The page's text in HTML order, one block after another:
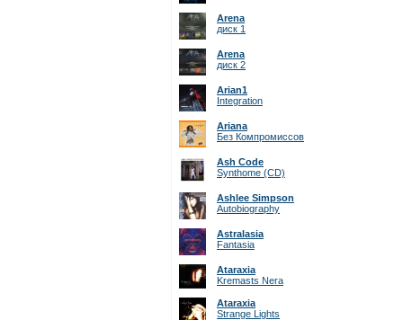
Arena
диск 1
Arena
диск 2
Arian1
Integration
Ariana
Без Компромиссов
Ash Code
Synthome (CD)
Ashlee Simpson
Autobiography
Astralasia
Fantasia
Ataraxia
Kremasts Nera
Ataraxia
Strange Lights